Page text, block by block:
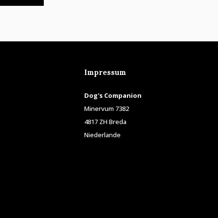
Impressum
Dog's Companion
Minervum 7382
4817 ZH Breda
Niederlande